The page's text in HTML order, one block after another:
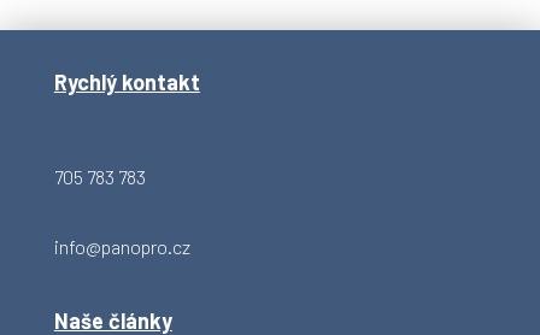
Rychlý kontakt
705 783 783
info@panopro.cz
Naše články